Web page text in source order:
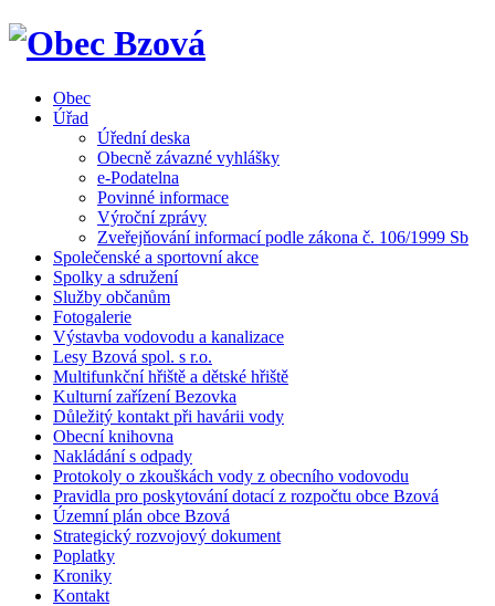
Obec
Úřad
Úřední deska
Obecně závazné vyhlášky
e-Podatelna
Povinné informace
Výroční zprávy
Zveřejňování informací podle zákona č. 106/1999 Sb
Společenské a sportovní akce
Spolky a sdružení
Služby občanům
Fotogalerie
Výstavba vodovodu a kanalizace
Lesy Bzová spol. s r.o.
Multifunkční hřiště a dětské hřiště
Kulturní zařízení Bezovka
Důležitý kontakt při havárii vody
Obecní knihovna
Nakládání s odpady
Protokoly o zkouškách vody z obecního vodovodu
Pravidla pro poskytování dotací z rozpočtu obce Bzová
Územní plán obce Bzová
Strategický rozvojový dokument
Poplatky
Kroniky
Kontakt